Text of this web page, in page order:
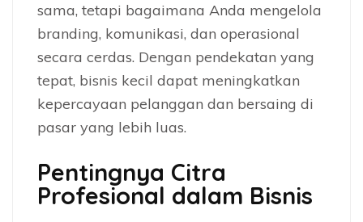
sama, tetapi bagaimana Anda mengelola
branding, komunikasi, dan operasional
secara cerdas. Dengan pendekatan yang
tepat, bisnis kecil dapat meningkatkan
kepercayaan pelanggan dan bersaing di
pasar yang lebih luas.
Pentingnya Citra
Profesional dalam Bisnis